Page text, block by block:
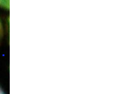
à Saint Joseph